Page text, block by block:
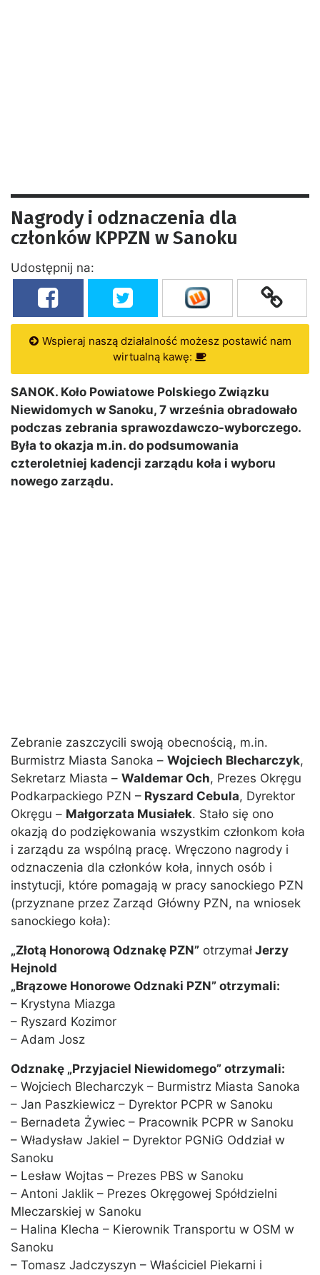
Nagrody i odznaczenia dla
członków KPPZN w Sanoku
Udostępnij na:
Wspieraj naszą działalność możesz postawić nam
wirtualną kawę:
SANOK. Koło Powiatowe Polskiego Związku
Niewidomych w Sanoku, 7 września obradowało
podczas zebrania sprawozdawczo-wyborczego.
Była to okazja m.in. do podsumowania
czteroletniej kadencji zarządu koła i wyboru
nowego zarządu.
Zebranie zaszczycili swoją obecnością, m.in.
Burmistrz Miasta Sanoka – Wojciech Blecharczyk,
Sekretarz Miasta – Waldemar Och, Prezes Okręgu
Podkarpackiego PZN – Ryszard Cebula, Dyrektor
Okręgu – Małgorzata Musiałek. Stało się ono
okazją do podziękowania wszystkim członkom koła
i zarządu za wspólną pracę. Wręczono nagrody i
odznaczenia dla członków koła, innych osób i
instytucji, które pomagają w pracy sanockiego PZN
(przyznane przez Zarząd Główny PZN, na wniosek
sanockiego koła):
„Złotą Honorową Odznakę PZN” otrzymał Jerzy
Hejnold
„Brązowe Honorowe Odznaki PZN” otrzymali:
– Krystyna Miazga
– Ryszard Kozimor
– Adam Josz
Odznakę „Przyjaciel Niewidomego” otrzymali:
– Wojciech Blecharczyk – Burmistrz Miasta Sanoka
– Jan Paszkiewicz – Dyrektor PCPR w Sanoku
– Bernadeta Żywiec – Pracownik PCPR w Sanoku
– Władysław Jakiel – Dyrektor PGNiG Oddział w
Sanoku
– Lesław Wojtas – Prezes PBS w Sanoku
– Antoni Jaklik – Prezes Okręgowej Spółdzielni
Mleczarskiej w Sanoku
– Halina Klecha – Kierownik Transportu w OSM w
Sanoku
– Tomasz Jadczyszyn – Właściciel Piekarni i